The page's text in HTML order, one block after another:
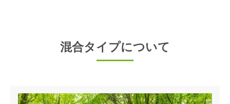
混合タイプについて